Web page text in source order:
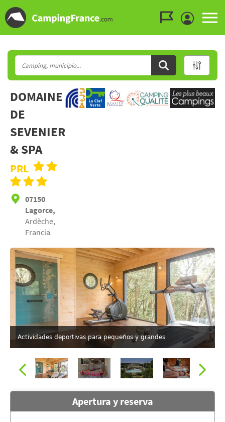
DOMAINE
DE
SEVENIER
& SPA
PRL
07150
Lagorce,
Ardèche,
Francia
Actividades deportivas para pequeños y grandes
Apertura y reserva